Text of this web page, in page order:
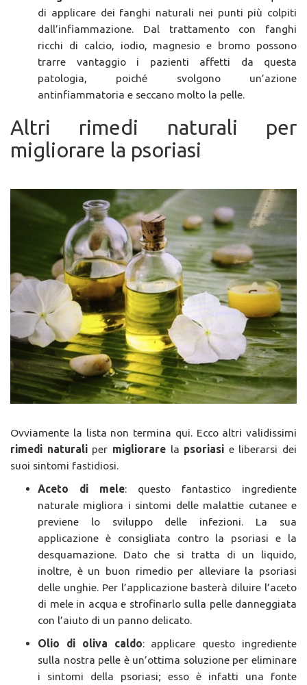
di applicare dei fanghi naturali nei punti più colpiti
dall’infiammazione. Dal trattamento con fanghi
ricchi di calcio, iodio, magnesio e bromo possono
trarre vantaggio i pazienti affetti da questa
patologia, poiché svolgono un’azione
antinfiammatoria e seccano molto la pelle.
Altri rimedi naturali per
migliorare la psoriasi
Ovviamente la lista non termina qui. Ecco altri validissimi
rimedi naturali per migliorare la psoriasi e liberarsi dei
suoi sintomi fastidiosi.
Aceto di mele: questo fantastico ingrediente
naturale migliora i sintomi delle malattie cutanee e
previene lo sviluppo delle infezioni. La sua
applicazione è consigliata contro la psoriasi e la
desquamazione. Dato che si tratta di un liquido,
inoltre, è un buon rimedio per alleviare la psoriasi
delle unghie. Per l’applicazione basterà diluire l’aceto
di mele in acqua e strofinarlo sulla pelle danneggiata
con l’aiuto di un panno delicato.
Olio di oliva caldo: applicare questo ingrediente
sulla nostra pelle è un’ottima soluzione per eliminare
i sintomi della psoriasi; esso è infatti una fonte